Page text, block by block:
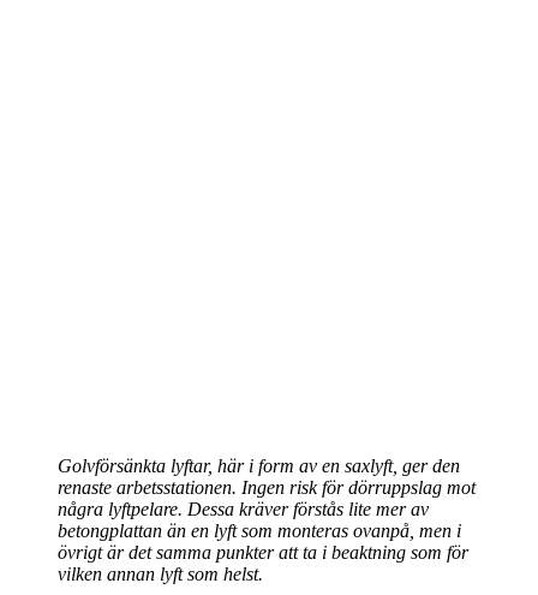
Golvförsänkta lyftar, här i form av en saxlyft, ger den
renaste arbetsstationen. Ingen risk för dörruppslag mot
några lyftpelare. Dessa kräver förstås lite mer av
betongplattan än en lyft som monteras ovanpå, men i
övrigt är det samma punkter att ta i beaktning som för
vilken annan lyft som helst.